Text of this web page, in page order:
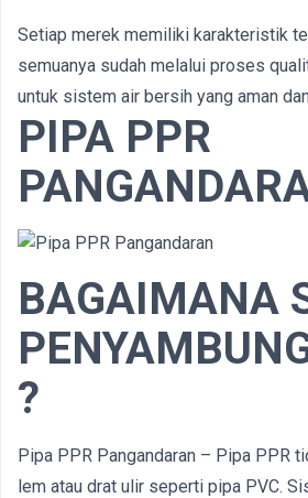
Setiap merek memiliki karakteristik
semuanya sudah melalui proses
untuk sistem air bersih yang aman
PIPA PPR
BAGAIMANA
?
Pipa PPR Pangandaran – Pipa PPR
lem atau drat ulir seperti pipa PVC.